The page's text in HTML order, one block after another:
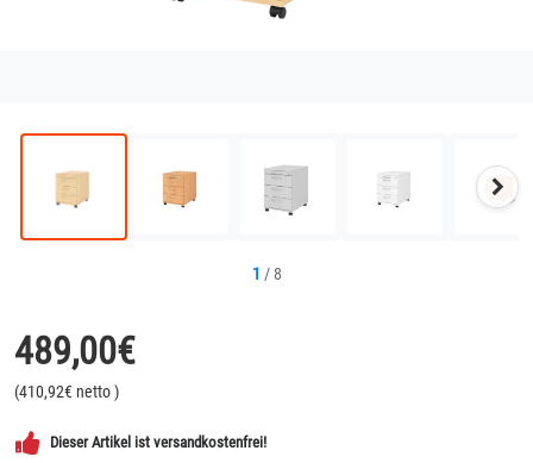
1 / 8
489,00€
(410,92€ netto)
Dieser Artikel ist versandkostenfrei!